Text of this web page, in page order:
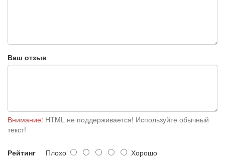
Ваш отзыв
Внимание: HTML не поддерживается! Используйте обычный
текст!
Рейтинг Плохо Хорошо